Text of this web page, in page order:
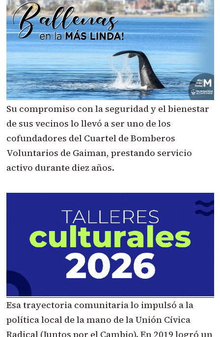
Su compromiso con la seguridad y el bienestar
de sus vecinos lo llevó a ser uno de los
cofundadores del Cuartel de Bomberos
Voluntarios de Gaiman, prestando servicio
activo durante diez años.
Esa trayectoria comunitaria lo impulsó a la
política local de la mano de la Unión Cívica
Radical (Juntos por el Cambio). En 2019 logró un